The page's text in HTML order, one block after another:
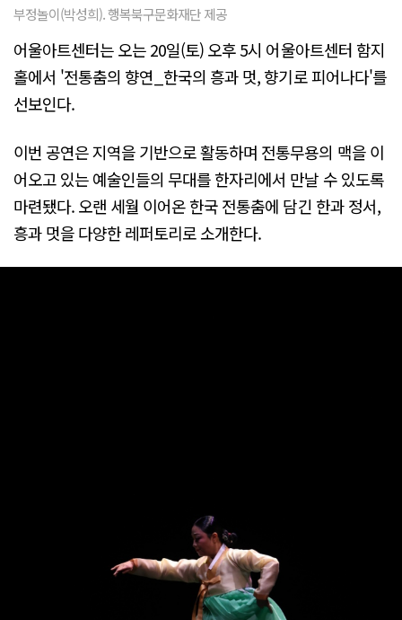
부정놀이(박성희). 행복북구문화재단 제공
어울아트센터는 오는 20일(토) 오후 5시 어울아트센터 함지
홀에서 '전통춤의 향연_한국의 흥과 멋, 향기로 피어나다'를
선보인다.
이번 공연은 지역을 기반으로 활동하며 전통무용의 맥을 이
어오고 있는 예술인들의 무대를 한자리에서 만날 수 있도록
마련됐다. 오랜 세월 이어온 한국 전통춤에 담긴 한과 정서,
흥과 멋을 다양한 레퍼토리로 소개한다.